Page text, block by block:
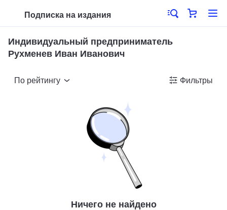
Подписка на издания
Индивидуальный предприниматель
Рухменев Иван Иванович
По рейтингу Фильтры
Ничего не найдено